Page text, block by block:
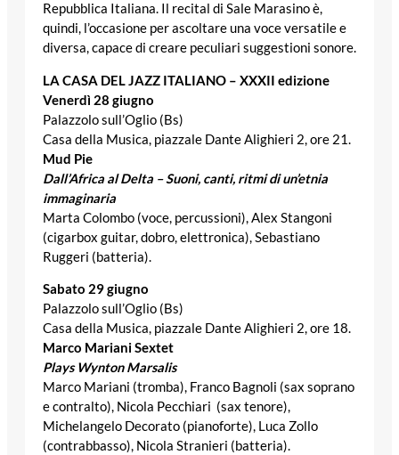
Repubblica Italiana. Il recital di Sale Marasino è,
quindi, l’occasione per ascoltare una voce versatile e
diversa, capace di creare peculiari suggestioni sonore.
LA CASA DEL JAZZ ITALIANO – XXXII edizione
Venerdì 28 giugno
Palazzolo sull’Oglio (Bs)
Casa della Musica, piazzale Dante Alighieri 2, ore 21.
Mud Pie
Dall’Africa al Delta – Suoni, canti, ritmi di un’etnia
immaginaria
Marta Colombo (voce, percussioni), Alex Stangoni
(cigarbox guitar, dobro, elettronica), Sebastiano
Ruggeri (batteria).
Sabato 29 giugno
Palazzolo sull’Oglio (Bs)
Casa della Musica, piazzale Dante Alighieri 2, ore 18.
Marco Mariani Sextet
Plays Wynton Marsalis
Marco Mariani (tromba), Franco Bagnoli (sax soprano
e contralto), Nicola Pecchiari (sax tenore),
Michelangelo Decorato (pianoforte), Luca Zollo
(contrabbasso), Nicola Stranieri (batteria).